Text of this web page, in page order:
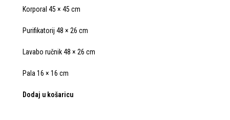
Korporal 45 × 45 cm
Purifikatorij 48 × 26 cm
Lavabo ručnik 48 × 26 cm
Pala 16 × 16 cm
Dodaj u košaricu